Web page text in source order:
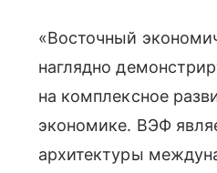
«Восточный
наглядно
на комплексное
экономике. ВЭФ
архитектуры